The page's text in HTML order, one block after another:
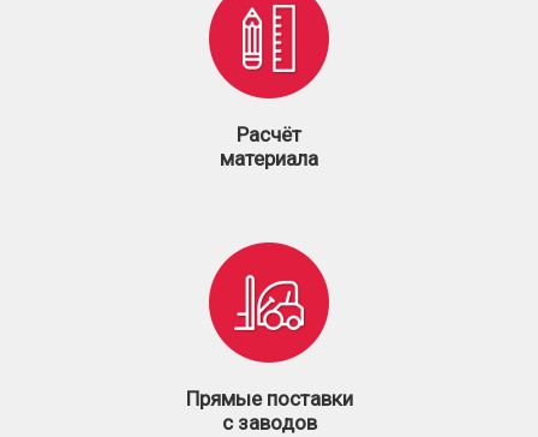
Расчёт
материала
Прямые поставки
с заводов